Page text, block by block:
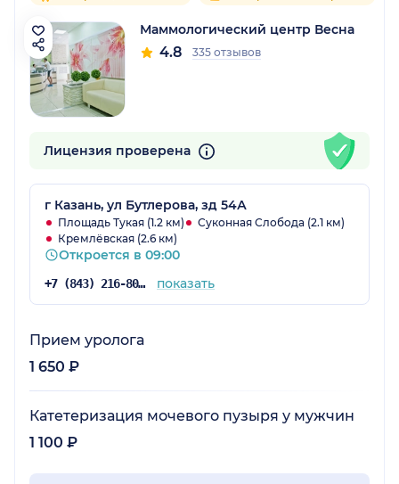
Маммологический центр Весна
4.8 335 отзывов
Лицензия проверена
г Казань, ул Бутлерова, зд 54А
Площадь Тукая (1.2 км)
Суконная Слобода (2.1 км)
Кремлёвская (2.6 км)
Откроется в 09:00
+7 (843) 216-80-31 показать
Прием уролога
1 650 ₽
Катетеризация мочевого пузыря у мужчин
1 100 ₽